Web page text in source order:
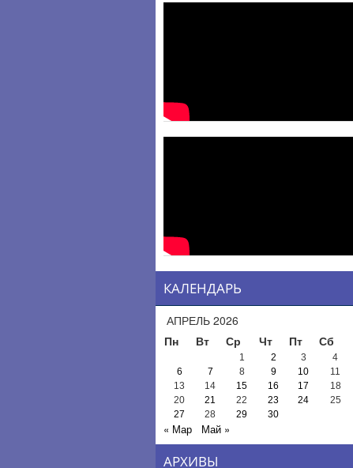
КАЛЕНДАРЬ
АПРЕЛЬ 2026
Пн
Вт Ср Чт Пт Сб
1 2 3 4
6
7 8 9 10 11
13
14 15 16 17 18
20
21 22 23 24 25
27
28 29 30
« Мар Май »
АРХИВЫ